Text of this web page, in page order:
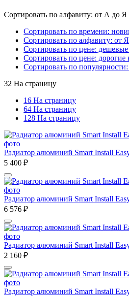
Сортировать по алфавиту: от А до Я
Сортировать по времени:
Сортировать по алфавиту: от
Сортировать по цене:
Сортировать по цене:
Сортировать по
32 На страницу
16 На страницу
64 На страницу
128 На страницу
Радиатор алюминий Smart Install
5 400 ₽
Радиатор алюминий Smart Install
6 576 ₽
Радиатор алюминий Smart Install
2 160 ₽
Радиатор алюминий Smart Install